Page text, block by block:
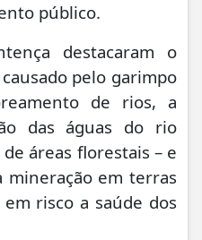
público.
destacaram o
pelo garimpo
de rios, a
das águas do rio
áreas florestais – e
mineração em terras
risco a saúde dos